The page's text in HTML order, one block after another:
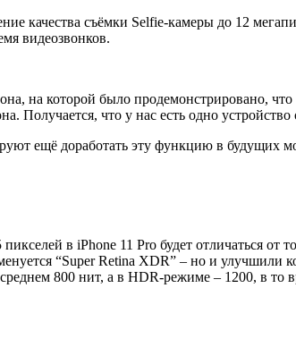
качества съёмки Selfie-камеры до 12
видеозвонков.
на которой было продемонстрировано,
Получается, что у нас есть одно
ещё доработать эту функцию в будущих
в iPhone 11 Pro будет отличаться
“Super Retina XDR” – но и
среднем 800 нит, а в HDR-режиме – 1200, в то